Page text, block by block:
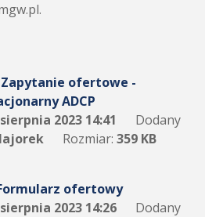
Zapytanie ofertowe -
ADCP
2023 14:41
Dodany
Rozmiar: 359 KB
ofertowy
2023 14:26
Dodany